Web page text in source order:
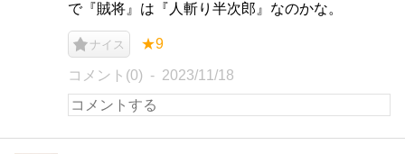
で『賊将』は『人斬り半次郎』なのかな。
ナイス ★9
コメント(0) 2023/11/18